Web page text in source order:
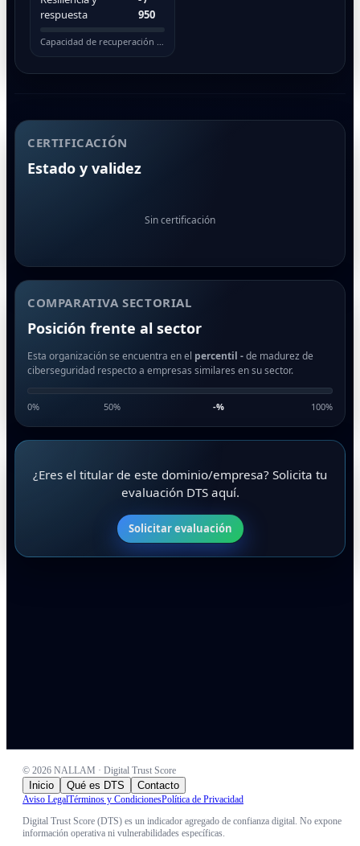
respuesta
950
Capacidad de recuperación ante incidentes
CERTIFICACIÓN
Estado y validez
Sin certificación
COMPARATIVA SECTORIAL
Posición frente al sector
Esta organización se encuentra en el percentil -de madurez de
ciberseguridad respecto a empresas similares en su sector.
0% 50% -% 100%
¿Eres el titular de este dominio/empresa? Solicita tu
evaluación DTS aquí.
Solicitar evaluación
© 2026 NALLAM · Digital Trust Score
Inicio Qué es DTS Contacto
Aviso LegalTérminos y CondicionesPolítica de Privacidad
Digital Trust Score (DTS) es un indicador agregado de confianza digital. No expone
información operativa ni vulnerabilidades específicas.